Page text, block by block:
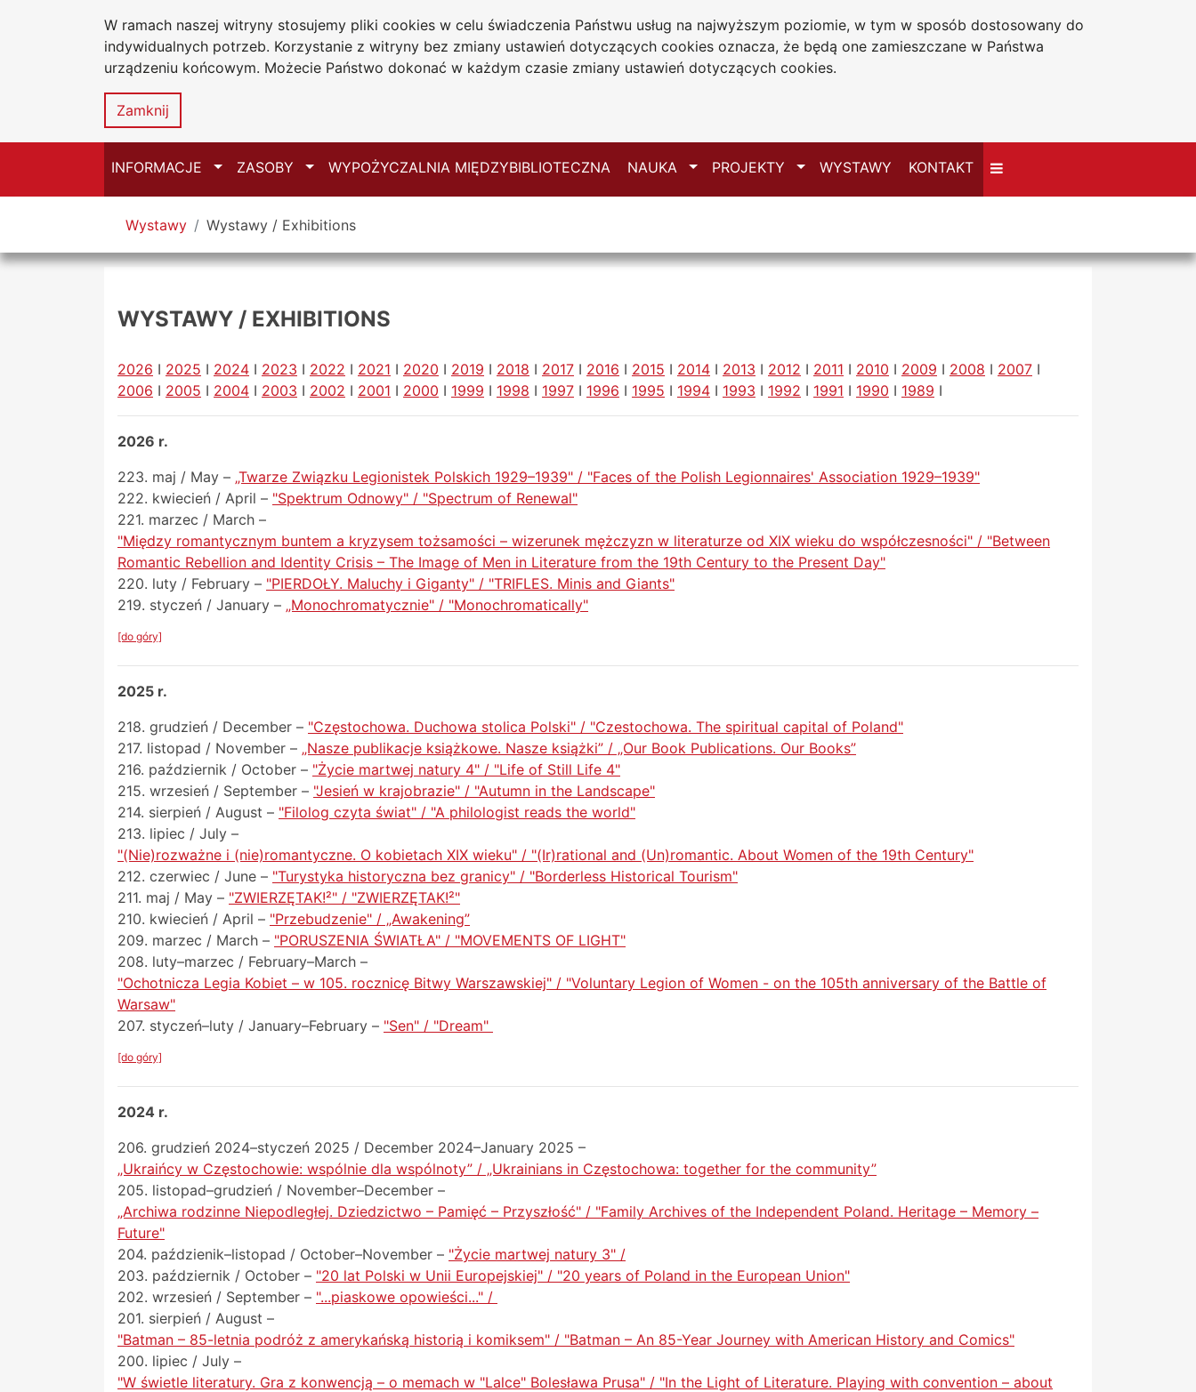
W ramach naszej witryny stosujemy pliki cookies w celu świadczenia Państwu usług na najwyższym poziomie, w tym w sposób dostosowany do
indywidualnych potrzeb. Korzystanie z witryny bez zmiany ustawień dotyczących cookies oznacza, że będą one zamieszczane w Państwa
urządzeniu końcowym. Możecie Państwo dokonać w każdym czasie zmiany ustawień dotyczących cookies.
Zamknij
Przejdź do głównego menu
Przejdź do treści
Przejdź do wyszukiwarki
Przejdź do mapy serwisuBiblioteka Uniwersytecka
Uniwersytetu Jana Długosza
w Częstochowie
Deklaracja dostępności
Mapa serwisu
INFORMACJE Przełącz
ZASOBY Przełącz
WYPOŻYCZALNIA MIĘDZYBIBLIOTECZNA NAUKA Przełącz
PROJEKTY Przełącz
WYSTAWY KONTAKT
Tutaj jesteś
Wystawy Wystawy / Exhibitions
WYSTAWY / EXHIBITIONS
2026 I 2025 I 2024 I 2023 I 2022 I 2021 I 2020 I 2019 I 2018 I 2017 I 2016 I 2015 I 2014 I 2013 I 2012 I 2011 I 2010 I 2009 I 2008 I 2007 I
2006 I 2005 I 2004 I 2003 I 2002 I 2001 I 2000 I 1999 I 1998 I 1997 I 1996 I 1995 I 1994 I 1993 I 1992 I 1991 I 1990 I 1989 I
2026 r.
223. maj / May – „Twarze Związku Legionistek Polskich 1929–1939" / "Faces of the Polish Legionnaires' Association 1929–1939"
222. kwiecień / April – "Spektrum Odnowy" / "Spectrum of Renewal"
221. marzec / March –
"Między romantycznym buntem a kryzysem tożsamości – wizerunek mężczyzn w literaturze od XIX wieku do współczesności" / "Between
Romantic Rebellion and Identity Crisis – The Image of Men in Literature from the 19th Century to the Present Day"
220. luty / February – "PIERDOŁY. Maluchy i Giganty" / "TRIFLES. Minis and Giants"
219. styczeń / January – „Monochromatycznie" / "Monochromatically"
[do góry]
2025 r.
218. grudzień / December – "Częstochowa. Duchowa stolica Polski" / "Czestochowa. The spiritual capital of Poland"
217. listopad / November – „Nasze publikacje książkowe. Nasze książki” / „Our Book Publications. Our Books”
216. październik / October – "Życie martwej natury 4" / "Life of Still Life 4"
215. wrzesień / September – "Jesień w krajobrazie" / "Autumn in the Landscape"
214. sierpień / August – "Filolog czyta świat" / "A philologist reads the world"
213. lipiec / July –
"(Nie)rozważne i (nie)romantyczne. O kobietach XIX wieku" / "(Ir)rational and (Un)romantic. About Women of the 19th Century"
212. czerwiec / June – "Turystyka historyczna bez granicy" / "Borderless Historical Tourism"
211. maj / May – "ZWIERZĘTAK!²" / "ZWIERZĘTAK!²"
210. kwiecień / April – "Przebudzenie" / „Awakening”
209. marzec / March – "PORUSZENIA ŚWIATŁA" / "MOVEMENTS OF LIGHT"
208. luty–marzec / February–March –
"Ochotnicza Legia Kobiet – w 105. rocznicę Bitwy Warszawskiej" / "Voluntary Legion of Women - on the 105th anniversary of the Battle of
Warsaw"
207. styczeń–luty / January–February – "Sen" / "Dream"
[do góry]
2024 r.
206. grudzień 2024–styczeń 2025 / December 2024–January 2025 –
„Ukraińcy w Częstochowie: wspólnie dla wspólnoty” / „Ukrainians in Częstochowa: together for the community”
205. listopad–grudzień / November–December –
„Archiwa rodzinne Niepodległej. Dziedzictwo – Pamięć – Przyszłość" / "Family Archives of the Independent Poland. Heritage – Memory –
Future"
204. paździenik–listopad / October–November – "Życie martwej natury 3" /
203. październik / October – "20 lat Polski w Unii Europejskiej" / "20 years of Poland in the European Union"
202. wrzesień / September – "...piaskowe opowieści..." /
201. sierpień / August –
"Batman – 85-letnia podróż z amerykańską historią i komiksem" / "Batman – An 85-Year Journey with American History and Comics"
200. lipiec / July –
"W świetle literatury. Gra z konwencją – o memach w "Lalce" Bolesława Prusa" / "In the Light of Literature. Playing with convention – about